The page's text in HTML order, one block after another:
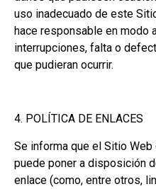
uso inadecuado de este
hace responsable en modo
interrupciones, falta o
que pudieran ocurrir.
4. POLÍTICA DE ENLACES
Se informa que el Sitio
puede poner a disposición
enlace (como, entre otros,